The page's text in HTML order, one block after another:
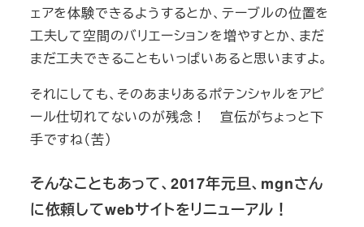
ェアを体験できるようするとか、テーブルの位置を
工夫して空間のバリエーションを増やすとか、まだ
まだ工夫できることもいっぱいあると思いますよ。
それにしても、そのあまりあるポテンシャルをアピ
ール仕切れてないのが残念！ 宣伝がちょっと下
手ですね（苦）
そんなこともあって、2017年元旦、mgnさん
に依頼してwebサイトをリニューアル！